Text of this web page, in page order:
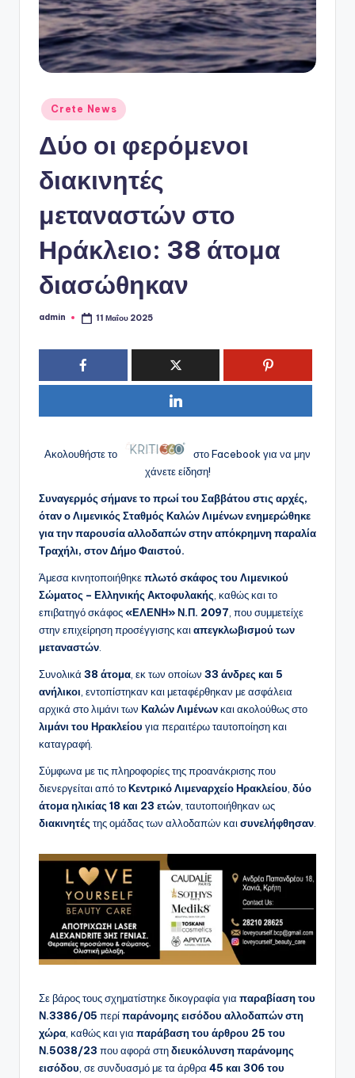
P
o
Αναρτήθηκε
σε
Crete News
Δύο οι φερόμενοι
διακινητές
μεταναστών στο
Ηράκλειο: 38 άτομα
διασώθηκαν
Συγγραφέας:
admin 11 Μαΐου 2025
Ακολουθήστε το
στο Facebook για να μην
χάνετε είδηση!
Συναγερμός σήμανε το πρωί του Σαββάτου στις αρχές,
όταν ο Λιμενικός Σταθμός Καλών Λιμένων ενημερώθηκε
για την παρουσία αλλοδαπών στην απόκρημνη παραλία
Τραχήλι, στον Δήμο Φαιστού.
Άμεσα κινητοποιήθηκεπλωτό σκάφος του Λιμενικού
Σώματος – Ελληνικής Ακτοφυλακής , καθώς και το
επιβατηγό σκάφος«ΕΛΕΝΗ» Ν.Π. 2097 , που συμμετείχε
στην επιχείρηση προσέγγισης και απεγκλωβισμού των
μεταναστών
Συνολικά 38 άτομα , εκ των οποίων 33 άνδρες και 5
ανήλικοι , εντοπίστηκαν και μεταφέρθηκαν με ασφάλεια
αρχικά στο λιμάνι των Καλών Λιμένωνκαι ακολούθως στο
λιμάνι του Ηρακλείου για περαιτέρω ταυτοποίηση και
καταγραφή.
Σύμφωνα με τις πληροφορίες της προανάκρισης που
διενεργείται από τοΚεντρικό Λιμεναρχείο Ηρακλείου δύο
άτομα ηλικίας 18 και 23 ετών , ταυτοποιήθηκαν ως
διακινητές της ομάδας των αλλοδαπών και συνελήφθησαν
Σε βάρος τους σχηματίστηκε δικογραφία για παραβίαση του
Ν.3386/05 περίπαράνομης εισόδου αλλοδαπών στη
χώρα , καθώς και για παράβαση του άρθρου 25 του
Ν.5038/23 που αφορά στηδιευκόλυνση παράνομης
εισόδου , σε συνδυασμό με τα άρθρα 45 και 306 του